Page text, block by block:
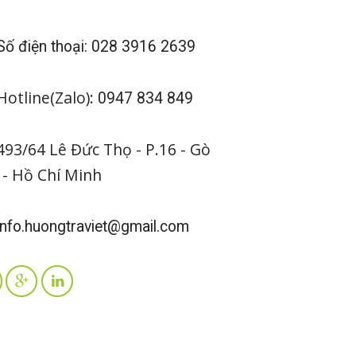
điện thoại: 028 3916 2639
0947 834 849
64 Lê Đức Thọ - P.16 - Gò
Hồ Chí Minh